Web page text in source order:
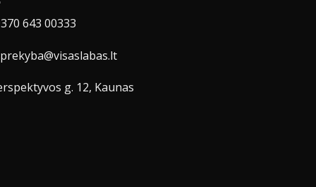
643 00333
g. 12, Kaunas